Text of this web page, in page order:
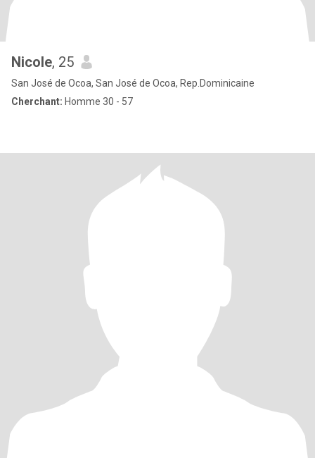
Nicole, 25
San José de Ocoa, San José de Ocoa, Rep.Dominicaine
Cherchant: Homme 30 - 57